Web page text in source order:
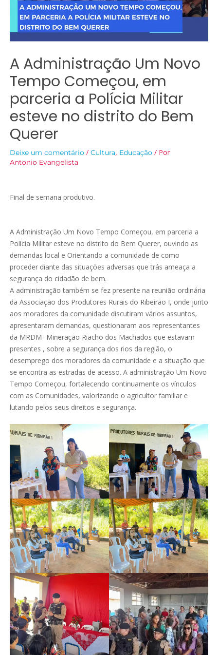
A Administração Um Novo
Tempo Começou, em
parceria a Polícia Militar
esteve no distrito do Bem
Querer
Deixe um comentário / Cultura, Educação / Por
Antonio Evangelista
Final de semana produtivo.
A Administração Um Novo Tempo Começou, em parceria a
Polícia Militar esteve no distrito do Bem Querer, ouvindo as
demandas local e Orientando a comunidade de como
proceder diante das situações adversas que trás ameaça a
segurança do cidadão de bem.
A administração também se fez presente na reunião ordinária
da Associação dos Produtores Rurais do Ribeirão I, onde junto
aos moradores da comunidade discutiram vários assuntos,
apresentaram demandas, questionaram aos representantes
da MRDM- Mineração Riacho dos Machados que estavam
presentes , sobre a segurança dos rios da região, o
desemprego dos moradores da comunidade e a situação que
se encontra as estradas de acesso. A administração Um Novo
Tempo Começou, fortalecendo continuamente os vínculos
com as Comunidades, valorizando o agricultor familiar e
lutando pelos seus direitos e segurança.